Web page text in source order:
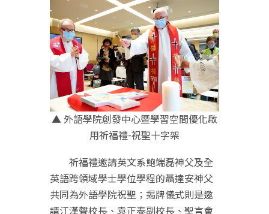
▲ 外語學院創發中心暨學習空間優化啟
用祈福禮-祝聖十字架
祈福禮邀請英文系鮑端磊神父及全
英語跨領域學士學位學程的聶達安神父
共同為外語學院祝聖；揭牌儀式則是邀
請江漢聲校長、袁正泰副校長、聖言會